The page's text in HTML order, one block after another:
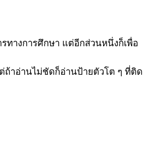
างการศึกษา แต่อีกส่วนหนึ่งก็เพื่อ
าอ่านไม่ชัดก็อ่านป้ายตัวโต ๆ ที่ติด